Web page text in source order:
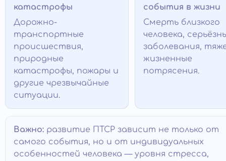
катастрофы
Дорожно-
транспортные
происшествия,
природные
катастрофы, пожары и
другие чрезвычайные
ситуации.
события в жизни
Смерть близкого
человека,
заболевания,
жизненные
потрясения.
Важно: развитие ПТСР зависит не только от
самого события, но и от индивидуальных
особенностей человека — уровня стресса,